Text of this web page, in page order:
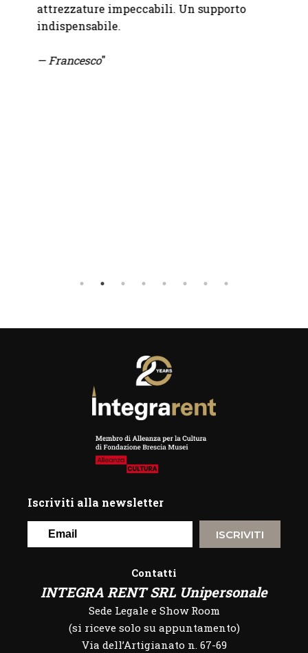
attrezzature impeccabili. Un supporto
indispensabile.
— Francesco"
Iscriviti alla newsletter
ISCRIVITI
Contatti
INTEGRA RENT SRL Unipersonale
Sede Legale e Show Room
(si riceve solo su appuntamento)
Via dell’Artigianato n. 67-69